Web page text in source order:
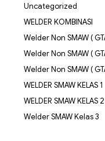
Uncategorized
WELDER KOMBINASI
Welder Non SMAW (
Welder Non SMAW (
Welder Non SMAW (
WELDER SMAW KELAS 1
WELDER SMAW KELAS 2
Welder SMAW Kelas 3